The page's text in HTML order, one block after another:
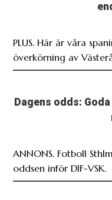
PLUS. Här är våra
överkörning av
Dagens odds:
ANNONS. Fotboll
oddsen inför DIF-VSK.